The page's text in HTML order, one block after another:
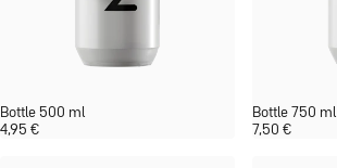
Bottle 500 ml
4,95 €
Bottle 750 ml
7,50 €